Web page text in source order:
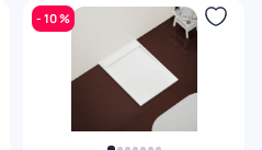
- 10 %